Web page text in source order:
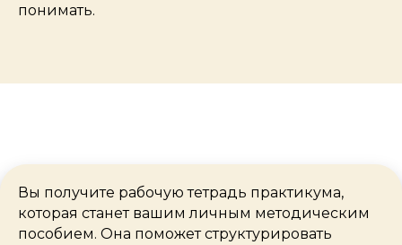
понимать.
Вы получите рабочую тетрадь практикума,
которая станет вашим личным методическим
пособием. Она поможет структурировать